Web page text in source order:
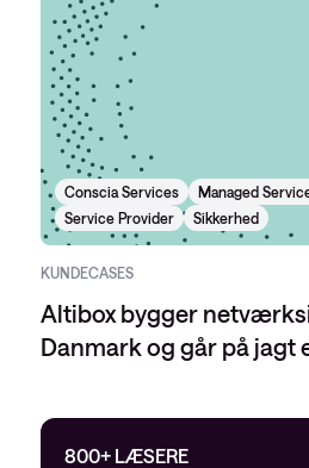
Conscia Services Managed
Service Provider
Sikkerhed
KUNDECASES
Altibox bygger
Danmark og går på jagt
800+ LÆSERE